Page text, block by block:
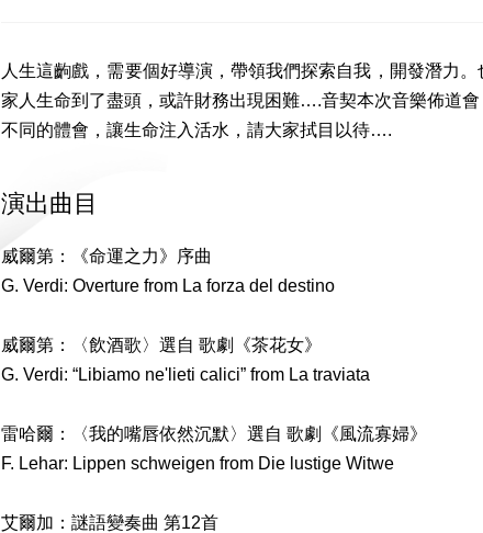
人生這齣戲，需要個好導演，帶領我們探索自我，開發潛力
家人生命到了盡頭，或許財務出現困難….音契本次音樂佈道
不同的體會，讓生命注入活水，請大家拭目以待….
演出曲目
威爾第：《命運之力》序曲
G. Verdi: Overture from La forza del destino
威爾第：〈飲酒歌〉選自 歌劇《茶花女》
G. Verdi: “Libiamo ne'lieti calici” from La traviata
雷哈爾：〈我的嘴唇依然沉默〉選自 歌劇《風流寡婦》
F. Lehar: Lippen schweigen from Die lustige Witwe
艾爾加：謎語變奏曲 第12首